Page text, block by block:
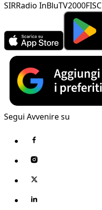
SIRRadio InBluTV2000FISC
Segui Avvenire su